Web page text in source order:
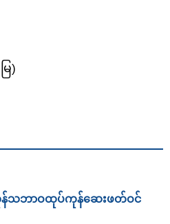
ေ)
ကုန်သဘာဝထုပ်ကုန်ဆေးဖတ်ဝင်